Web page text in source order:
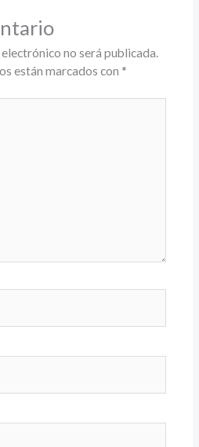
no será publicada.
están marcados con *